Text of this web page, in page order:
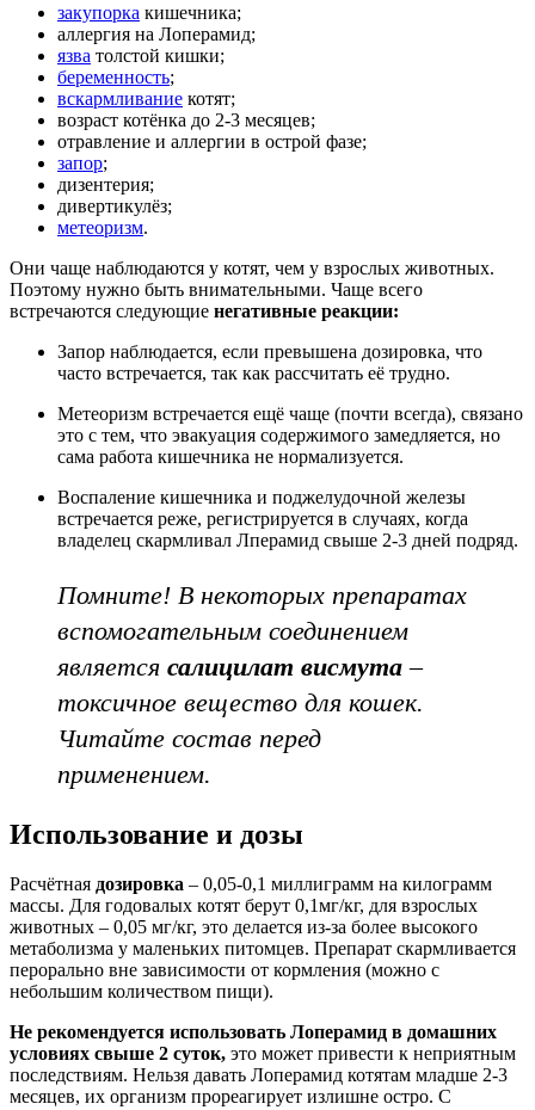
закупорка кишечника;
аллергия на Лоперамид;
язва толстой кишки;
беременность;
вскармливание котят;
возраст котёнка до 2-3 месяцев;
отравление и аллергии в острой фазе;
запор;
дизентерия;
дивертикулёз;
метеоризм.
Они чаще наблюдаются у котят, чем у взрослых животных.
Поэтому нужно быть внимательными. Чаще всего
встречаются следующие негативные реакции:
Запор наблюдается, если превышена дозировка, что
часто встречается, так как рассчитать её трудно.
Метеоризм встречается ещё чаще (почти всегда), связано
это с тем, что эвакуация содержимого замедляется, но
сама работа кишечника не нормализуется.
Воспаление кишечника и поджелудочной железы
встречается реже, регистрируется в случаях, когда
владелец скармливал Лперамид свыше 2-3 дней подряд.
Помните! В некоторых препаратах
вспомогательным соединением
является салицилат висмута –
токсичное вещество для кошек.
Читайте состав перед
применением.
Использование и дозы
Расчётная дозировка – 0,05-0,1 миллиграмм на килограмм
массы. Для годовалых котят берут 0,1мг/кг, для взрослых
животных – 0,05 мг/кг, это делается из-за более высокого
метаболизма у маленьких питомцев. Препарат скармливается
перорально вне зависимости от кормления (можно с
небольшим количеством пищи).
Не рекомендуется использовать Лоперамид в домашних
условиях свыше 2 суток, это может привести к неприятным
последствиям. Нельзя давать Лоперамид котятам младше 2-3
месяцев, их организм прореагирует излишне остро. С